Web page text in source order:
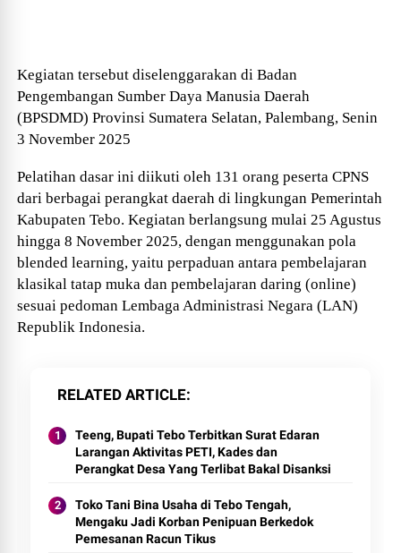
Kegiatan tersebut diselenggarakan di Badan
Pengembangan Sumber Daya Manusia Daerah
(BPSDMD) Provinsi Sumatera Selatan, Palembang, Senin
3 November 2025
Pelatihan dasar ini diikuti oleh 131 orang peserta CPNS
dari berbagai perangkat daerah di lingkungan Pemerintah
Kabupaten Tebo. Kegiatan berlangsung mulai 25 Agustus
hingga 8 November 2025, dengan menggunakan pola
blended learning, yaitu perpaduan antara pembelajaran
klasikal tatap muka dan pembelajaran daring (online)
sesuai pedoman Lembaga Administrasi Negara (LAN)
Republik Indonesia.
RELATED ARTICLE
Teeng, Bupati Tebo Terbitkan Surat Edaran
Larangan Aktivitas PETI, Kades dan
Perangkat Desa Yang Terlibat Bakal Disanksi
Toko Tani Bina Usaha di Tebo Tengah,
Mengaku Jadi Korban Penipuan Berkedok
Pemesanan Racun Tikus